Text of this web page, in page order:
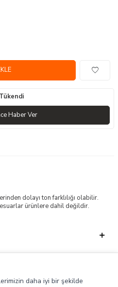
Tükendi
Haber Ver
dolayı ton farklılığı olabilir.
ürünlere dahil değildir.
daha iyi bir şekilde